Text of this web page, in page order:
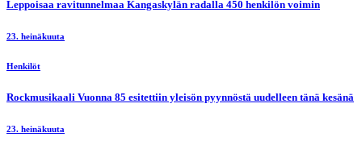
Leppoisaa ravitunnelmaa Kangaskylän radalla 450 henkilön voimin
23. heinäkuuta
Henkilöt
Rockmusikaali Vuonna 85 esitettiin yleisön pyynnöstä uudelleen tänä kesänä
23. heinäkuuta